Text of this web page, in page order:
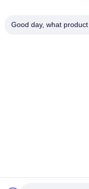
전화
Chengdu Chelation
Good day, what